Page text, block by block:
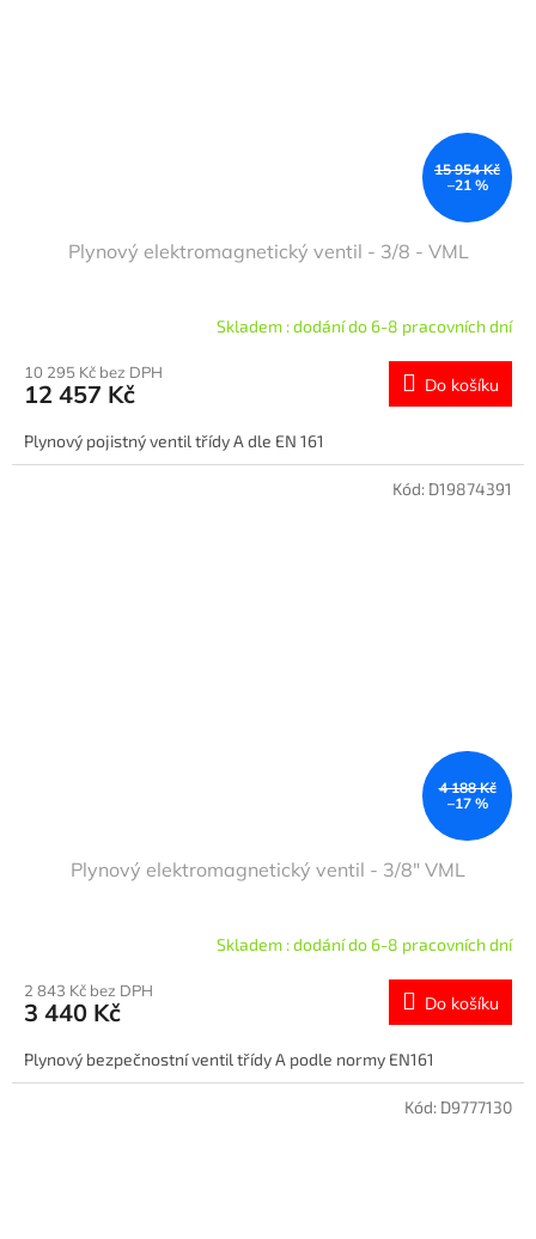
15 954 Kč
–21 %
Plynový elektromagnetický ventil - 3/8 - VML
Skladem : dodání do 6-8 pracovních dní
10 295 Kč bez DPH
12 457 Kč Do košíku
Plynový pojistný ventil třídy A dle EN 161
4 188 Kč
–17 %
Plynový elektromagnetický ventil - 3/8" VML
Skladem : dodání do 6-8 pracovních dní
2 843 Kč bez DPH
3 440 Kč Do košíku
Plynový bezpečnostní ventil třídy A podle normy EN161
Kód: D19874391
Kód: D9777130